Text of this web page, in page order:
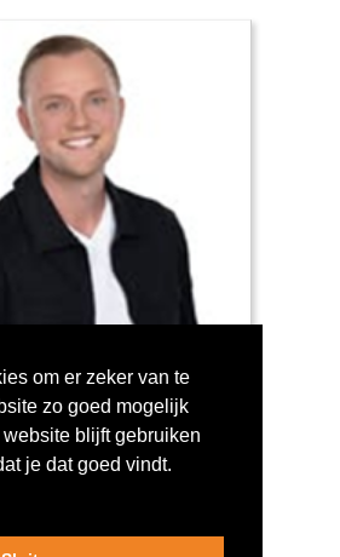
in om te stemmen!
om er zeker van te
zo goed mogelijk
blijft gebruiken
je dat goed vindt.